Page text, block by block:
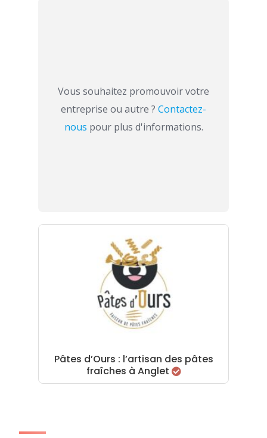
Vous souhaitez promouvoir votre
entreprise ou autre ? Contactez-
nous pour plus d'informations.
Pâtes d’Ours : l’artisan des pâtes
fraîches à Anglet